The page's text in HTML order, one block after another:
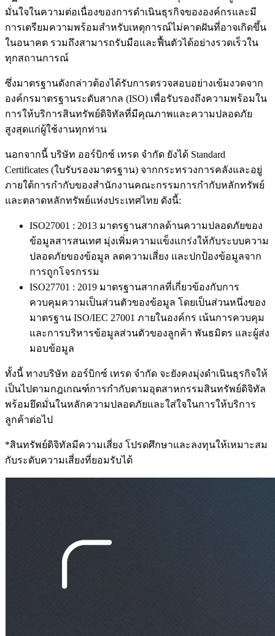
มั่นใจในความต่อเนื่องของการดำเนินธุรกิจขององค์กรและมี
การเตรียมความพร้อมสำหรับเหตุการณ์ไม่คาดฝันที่อาจเกิดขึ้น
ในอนาคต รวมถึงสามารถรับมือและฟื้นตัวได้อย่างรวดเร็วใน
ทุกสถานการณ์
ซึ่งมาตรฐานดังกล่าวต้องได้รับการตรวจสอบอย่างเข้มงวดจาก
องค์กรมาตรฐานระดับสากล (ISO) เพื่อรับรองถึงความพร้อมใน
การให้บริการสินทรัพย์ดิจิทัลที่มีคุณภาพและความปลอดภัย
สูงสุดแก่ผู้ใช้งานทุกท่าน
นอกจากนี้ บริษัท ออร์บิกซ์ เทรด จำกัด ยังได้ Standard
Certificates (ใบรับรองมาตรฐาน) จากกระทรวงการคลังและอยู่
ภายใต้การกำกับของสำนักงานคณะกรรมการกำกับหลักทรัพย์
และตลาดหลักทรัพย์แห่งประเทศไทย ดังนี้:
ISO27001 : 2013 มาตรฐานสากลด้านความปลอดภัยของ
ข้อมูลสารสนเทศ มุ่งเพิ่มความแข็งแกร่งให้กับระบบความ
ปลอดภัยของข้อมูล ลดความเสี่ยง และปกป้องข้อมูลจาก
การถูกโจรกรรม
ISO27701 : 2019 มาตรฐานสากลที่เกี่ยวข้องกับการ
ควบคุมความเป็นส่วนตัวของข้อมูล โดยเป็นส่วนหนึ่งของ
มาตรฐาน ISO/IEC 27001 ภายในองค์กร เน้นการควบคุม
และการบริหารข้อมูลส่วนตัวของลูกค้า พันธมิตร และผู้ส่ง
มอบข้อมูล
ทั้งนี้ ทางบริษัท ออร์บิกซ์ เทรด จำกัด จะยังคงมุ่งดำเนินธุรกิจให้
เป็นไปตามกฎเกณฑ์การกำกับตามอุตสาหกรรมสินทรัพย์ดิจิทัล
พร้อมยึดมั่นในหลักความปลอดภัยและใส่ใจในการให้บริการ
ลูกค้าต่อไป
*สินทรัพย์ดิจิทัลมีความเสี่ยง โปรดศึกษาและลงทุนให้เหมาะสม
กับระดับความเสี่ยงที่ยอมรับได้